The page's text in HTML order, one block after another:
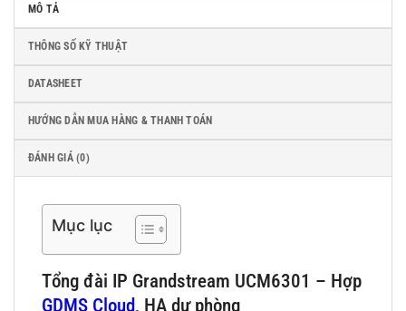
MÔ TẢ
THÔNG SỐ KỸ THUẬT
DATASHEET
HƯỚNG DẪN MUA HÀNG & THANH TOÁN
ĐÁNH GIÁ (0)
Mục lục
Tổng đài IP Grandstream UCM6301 – Hợp
GDMS Cloud, HA dự phòng